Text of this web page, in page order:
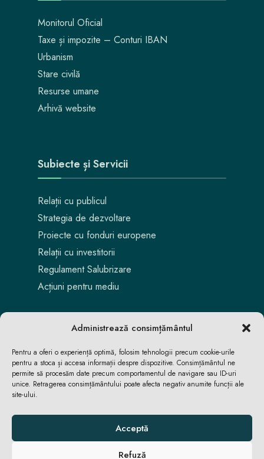
Administrează consimțământul
Pentru a oferi o experiență optimă, folosim tehnologii precum cookie-urile
pentru a stoca și accesa informații despre dispozitive. Consimțământul ne
permite să procesăm date precum comportamentul de navigare sau ID-uri
unice. Retragerea consimțământului poate afecta negativ anumite funcții ale
site-ului.
Acceptă
Refuză
Monitorul Oficial
Taxe și impozite – Conturi IBAN
Urbanism
Stare civilă
Resurse umane
Arhivă website
Subiecte și Servicii
Relații cu publicul
Strategia de dezvoltare
Proiecte cu fonduri europene
Relații cu investitorii
Regulament Salubrizare
Acțiuni pentru mediu
ACASĂ ȘTIRI